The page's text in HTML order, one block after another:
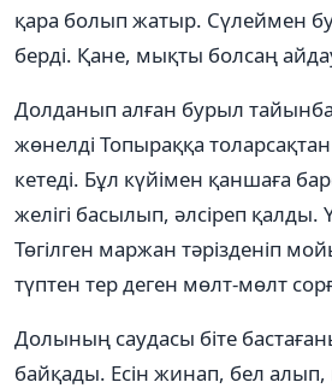
қара болып жатыр. Сүлеймен
берді. Қане, мықты болсаң
Долданып алған бурыл
жөнелді Топыраққа
кетеді. Бұл күйімен қаншаға
желігі басылып, әлсіреп қалды.
Төгілген маржан тәрізденіп
түптен тер деген мөлт-мөлт
Долының саудасы біте
байқады. Есін жинап, бел алып,